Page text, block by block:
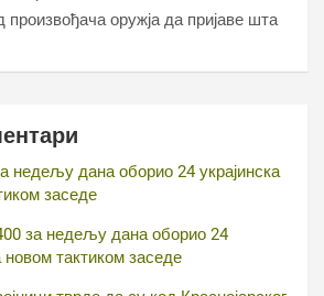
произвођача оружја да пријаве шта
недељу дана оборио 24 украјинска
заседе
за недељу дана оборио 24
новом тактиком заседе